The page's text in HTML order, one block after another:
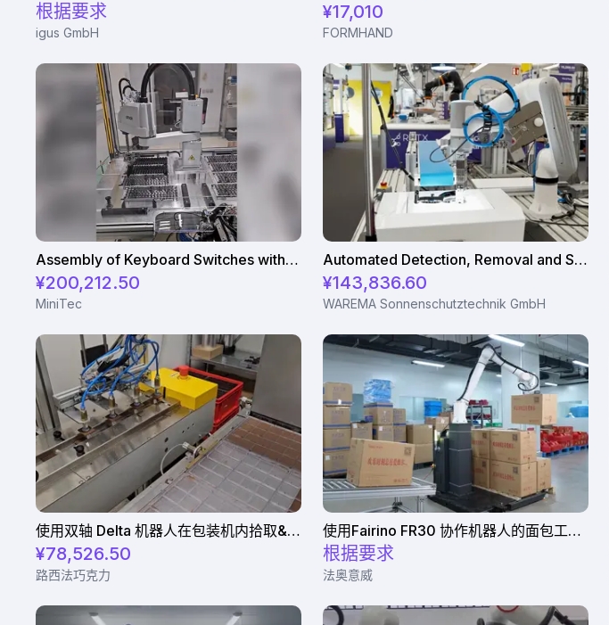
根据要求
igus GmbH
¥17,010
FORMHAND
Assembly of Keyboard Switches with Epson Scara Robot
¥200,212.50
MiniTec
Automated Detection, Removal and Storage of Plastic Parts using Dobot Nova 2
¥143,836.60
WAREMA Sonnenschutztechnik GmbH
使用双轴 Delta 机器人在包装机内拾取& 放置巧克力棒
¥78,526.50
路西法巧克力
使用Fairino FR30 协作机器人的面包工厂码垛解决方案
根据要求
法奥意威